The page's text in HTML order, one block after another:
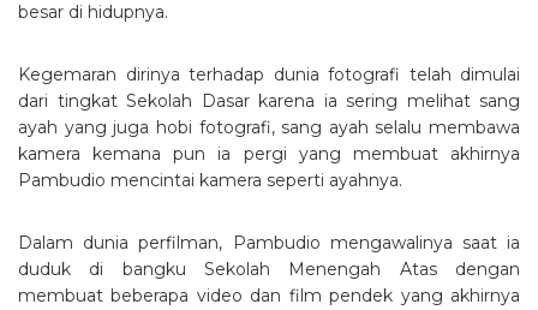
besar di hidupnya.
Kegemaran dirinya terhadap dunia fotografi telah dimulai
dari tingkat Sekolah Dasar karena ia sering melihat sang
ayah yang juga hobi fotografi, sang ayah selalu membawa
kamera kemana pun ia pergi yang membuat akhirnya
Pambudio mencintai kamera seperti ayahnya.
Dalam dunia perfilman, Pambudio mengawalinya saat ia
duduk di bangku Sekolah Menengah Atas dengan
membuat beberapa video dan film pendek yang akhirnya